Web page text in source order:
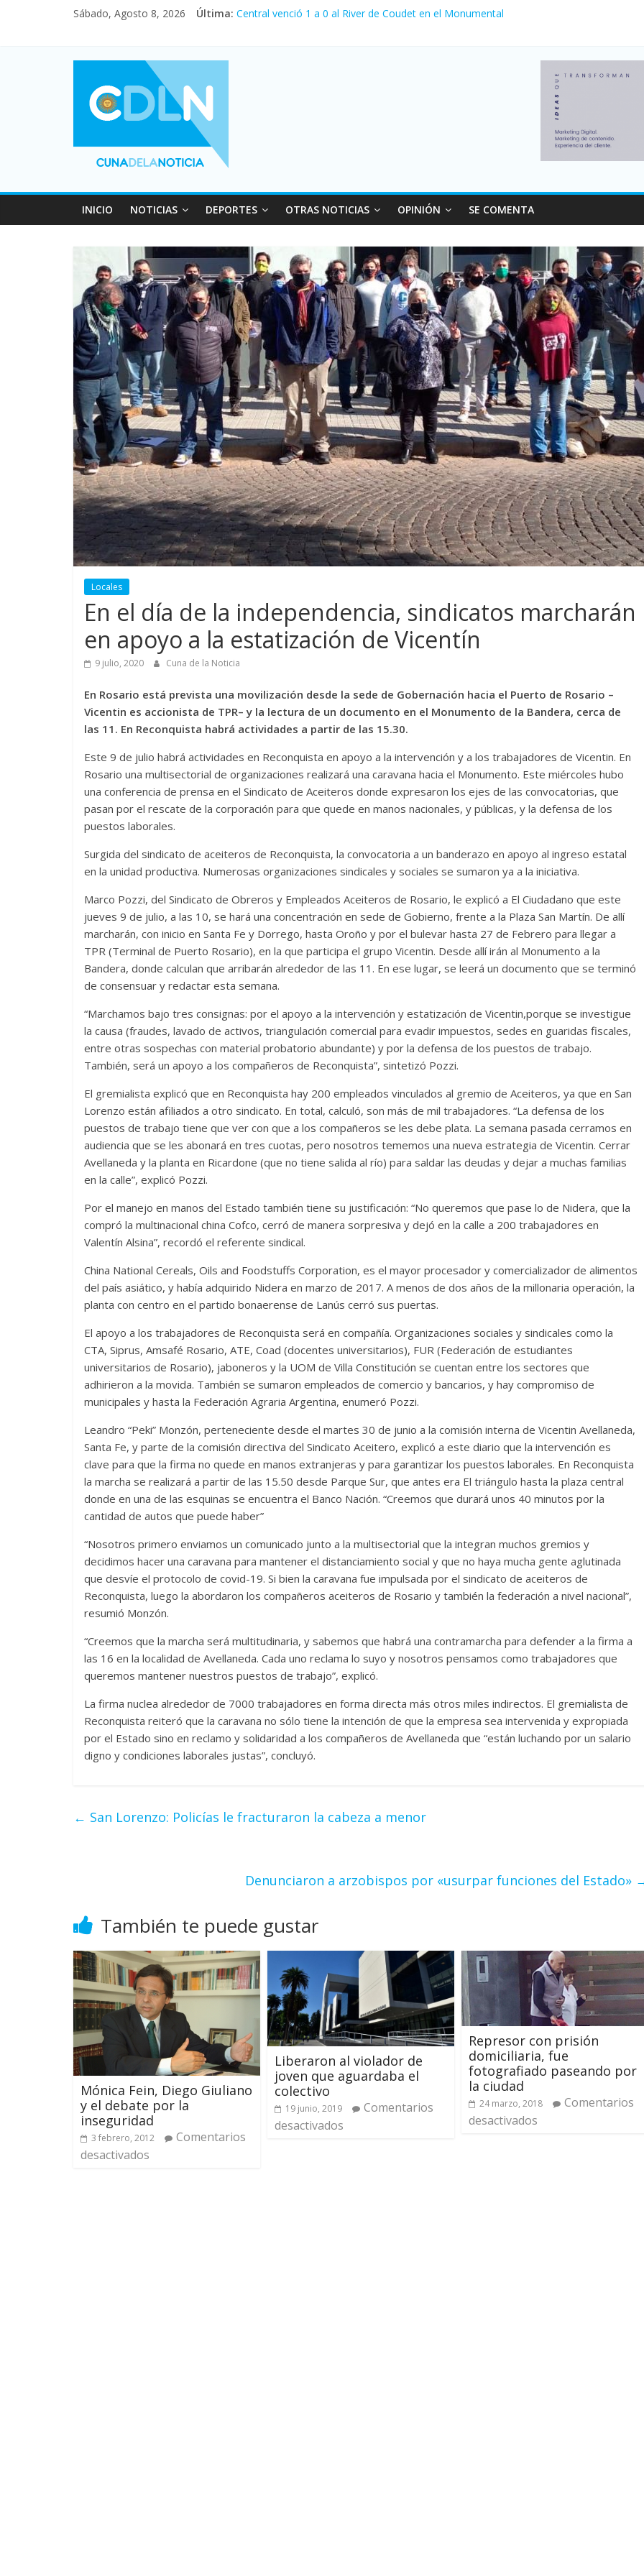
Sábado, Agosto 8, 2026 Última: Central venció 1 a 0 al River de Coudet en el Monumental
Vacaciones de invierno con más movimiento y consumo turístico: 4,6 millones de
Fuerte caída de la venta de autos usados en julio: bajó un 12,6% interanual
INICIO NOTICIAS DEPORTES OTRAS NOTICIAS OPINIÓN SE COMENTA
Locales
En el día de la independencia, sindicatos marcharán
en apoyo a la estatización de Vicentín
9 julio, 2020 Cuna de la Noticia
En Rosario está prevista una movilización desde la sede de Gobernación hacia el Puerto de Rosario –
Vicentin es accionista de TPR– y la lectura de un documento en el Monumento de la Bandera, cerca de
las 11. En Reconquista habrá actividades a partir de las 15.30.
Este 9 de julio habrá actividades en Reconquista en apoyo a la intervención y a los trabajadores de Vicentin. En
Rosario una multisectorial de organizaciones realizará una caravana hacia el Monumento. Este miércoles hubo
una conferencia de prensa en el Sindicato de Aceiteros donde expresaron los ejes de las convocatorias, que
pasan por el rescate de la corporación para que quede en manos nacionales, y públicas, y la defensa de los
puestos laborales.
Surgida del sindicato de aceiteros de Reconquista, la convocatoria a un banderazo en apoyo al ingreso estatal
en la unidad productiva. Numerosas organizaciones sindicales y sociales se sumaron ya a la iniciativa.
Marco Pozzi, del Sindicato de Obreros y Empleados Aceiteros de Rosario, le explicó a El Ciudadano que este
jueves 9 de julio, a las 10, se hará una concentración en sede de Gobierno, frente a la Plaza San Martín. De allí
marcharán, con inicio en Santa Fe y Dorrego, hasta Oroño y por el bulevar hasta 27 de Febrero para llegar a
TPR (Terminal de Puerto Rosario), en la que participa el grupo Vicentin. Desde allí irán al Monumento a la
Bandera, donde calculan que arribarán alrededor de las 11. En ese lugar, se leerá un documento que se terminó
de consensuar y redactar esta semana.
“Marchamos bajo tres consignas: por el apoyo a la intervención y estatización de Vicentin,porque se investigue
la causa (fraudes, lavado de activos, triangulación comercial para evadir impuestos, sedes en guaridas fiscales,
entre otras sospechas con material probatorio abundante) y por la defensa de los puestos de trabajo.
También, será un apoyo a los compañeros de Reconquista”, sintetizó Pozzi.
El gremialista explicó que en Reconquista hay 200 empleados vinculados al gremio de Aceiteros, ya que en San
Lorenzo están afiliados a otro sindicato. En total, calculó, son más de mil trabajadores. “La defensa de los
puestos de trabajo tiene que ver con que a los compañeros se les debe plata. La semana pasada cerramos en
audiencia que se les abonará en tres cuotas, pero nosotros tememos una nueva estrategia de Vicentin. Cerrar
Avellaneda y la planta en Ricardone (que no tiene salida al río) para saldar las deudas y dejar a muchas familias
en la calle”, explicó Pozzi.
Por el manejo en manos del Estado también tiene su justificación: “No queremos que pase lo de Nidera, que la
compró la multinacional china Cofco, cerró de manera sorpresiva y dejó en la calle a 200 trabajadores en
Valentín Alsina”, recordó el referente sindical.
China National Cereals, Oils and Foodstuffs Corporation, es el mayor procesador y comercializador de alimentos
del país asiático, y había adquirido Nidera en marzo de 2017. A menos de dos años de la millonaria operación, la
planta con centro en el partido bonaerense de Lanús cerró sus puertas.
El apoyo a los trabajadores de Reconquista será en compañía. Organizaciones sociales y sindicales como la
CTA, Siprus, Amsafé Rosario, ATE, Coad (docentes universitarios), FUR (Federación de estudiantes
universitarios de Rosario), jaboneros y la UOM de Villa Constitución se cuentan entre los sectores que
adhirieron a la movida. También se sumaron empleados de comercio y bancarios, y hay compromiso de
municipales y hasta la Federación Agraria Argentina, enumeró Pozzi.
Leandro “Peki” Monzón, perteneciente desde el martes 30 de junio a la comisión interna de Vicentin Avellaneda,
Santa Fe, y parte de la comisión directiva del Sindicato Aceitero, explicó a este diario que la intervención es
clave para que la firma no quede en manos extranjeras y para garantizar los puestos laborales. En Reconquista
la marcha se realizará a partir de las 15.50 desde Parque Sur, que antes era El triángulo hasta la plaza central
donde en una de las esquinas se encuentra el Banco Nación. “Creemos que durará unos 40 minutos por la
cantidad de autos que puede haber”
“Nosotros primero enviamos un comunicado junto a la multisectorial que la integran muchos gremios y
decidimos hacer una caravana para mantener el distanciamiento social y que no haya mucha gente aglutinada
que desvíe el protocolo de covid-19. Si bien la caravana fue impulsada por el sindicato de aceiteros de
Reconquista, luego la abordaron los compañeros aceiteros de Rosario y también la federación a nivel nacional”,
resumió Monzón.
“Creemos que la marcha será multitudinaria, y sabemos que habrá una contramarcha para defender a la firma a
las 16 en la localidad de Avellaneda. Cada uno reclama lo suyo y nosotros pensamos como trabajadores que
queremos mantener nuestros puestos de trabajo”, explicó.
La firma nuclea alrededor de 7000 trabajadores en forma directa más otros miles indirectos. El gremialista de
Reconquista reiteró que la caravana no sólo tiene la intención de que la empresa sea intervenida y expropiada
por el Estado sino en reclamo y solidaridad a los compañeros de Avellaneda que “están luchando por un salario
digno y condiciones laborales justas”, concluyó.
← San Lorenzo: Policías le fracturaron la cabeza a menor
Denunciaron a arzobispos por «usurpar funciones del Estado»
También te puede gustar
Mónica Fein, Diego Giuliano
y el debate por la
inseguridad
3 febrero, 2012
Comentarios
desactivados
Liberaron al violador de
joven que aguardaba el
colectivo
19 junio, 2019
Comentarios
desactivados
Represor con prisión
domiciliaria, fue
fotografiado paseando por
la ciudad
24 marzo, 2018
Comentarios
desactivados